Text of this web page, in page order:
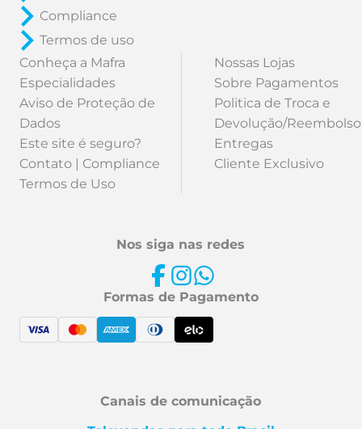
Compliance
Termos de uso
Conheça a Mafra
Especialidades
Aviso de Proteção de
Dados
Este site é seguro?
Contato | Compliance
Termos de Uso
Nossas Lojas
Sobre Pagamentos
Politica de Troca e
Devolução/Reembolso
Entregas
Cliente Exclusivo
Nos siga nas redes
Formas de Pagamento
Canais de comunicação